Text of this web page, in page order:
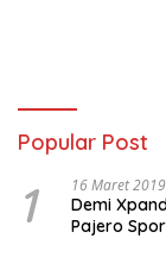
Popular Post
1 16 Maret 2019
Demi
Pajero